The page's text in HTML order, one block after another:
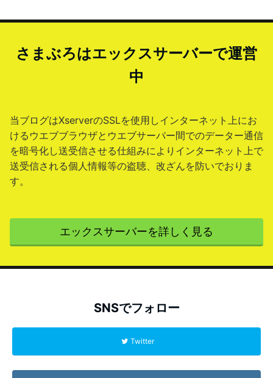
さまぶろはエックスサーバーで運営
中
当ブログはXserverのSSLを使用しインターネット上にお
けるウエブブラウザとウエブサーバー間でのデーター通信
を暗号化し送受信させる仕組みによりインターネット上で
送受信される個人情報等の盗聴、改ざんを防いでおりま
す。
エックスサーバーを詳しく見る
SNSでフォロー
Twitter